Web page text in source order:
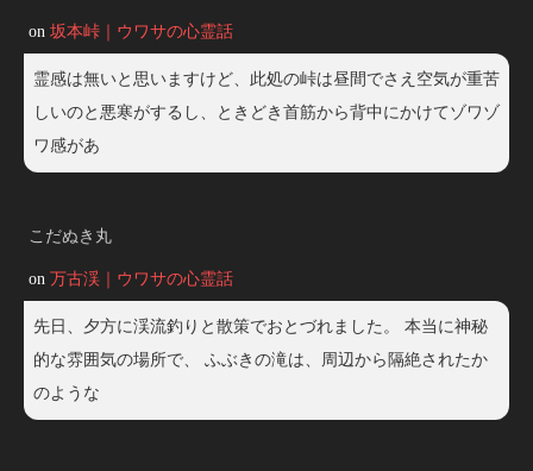
on 坂本峠｜ウワサの心霊話
霊感は無いと思いますけど、此処の峠は昼間でさえ空気が重苦
しいのと悪寒がするし、ときどき首筋から背中にかけてゾワゾ
ワ感があ
こだぬき丸
on 万古渓｜ウワサの心霊話
先日、夕方に渓流釣りと散策でおとづれました。 本当に神秘
的な雰囲気の場所で、 ふぶきの滝は、周辺から隔絶されたか
のような